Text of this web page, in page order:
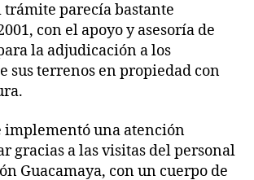
trámite parecía bastante
con el apoyo y asesoría de
la adjudicación a los
sus terrenos en propiedad con
implementó una atención
gracias a las visitas del personal
Guacamaya, con un cuerpo de